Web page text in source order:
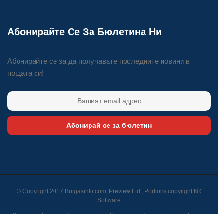
Абонирайте Се За Бюлетина Ни
Абонирайте се за да получавате последните новини в
пощата си!
Абонирай се за бюлетин
© Copyright 2017 Burgasinfo.com, Preview Ltd., Portions copyright NK
Software